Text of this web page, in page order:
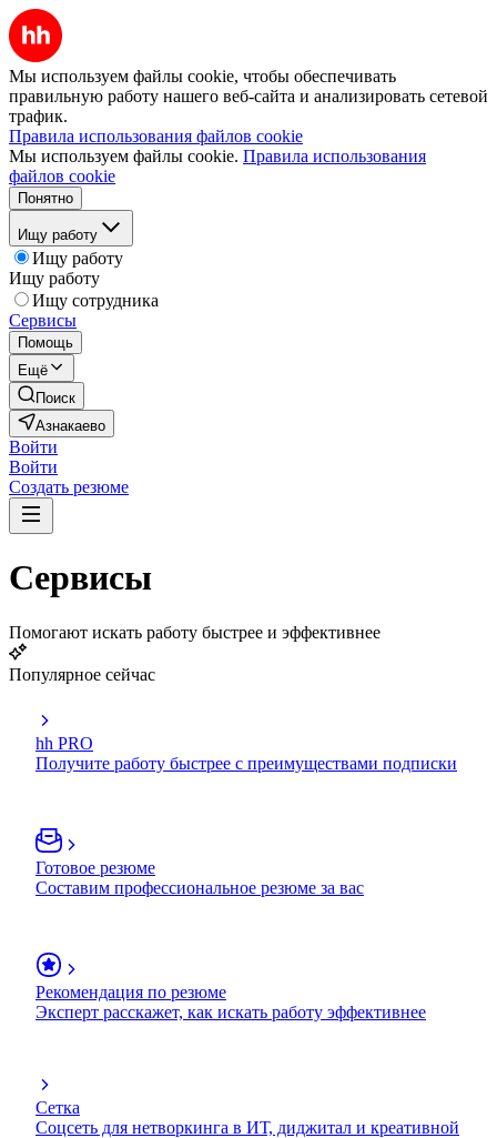
Мы используем файлы cookie, чтобы обеспечивать
правильную работу нашего веб-сайта и анализировать сетевой
трафик.
Правила использования файлов cookie
Мы используем файлы cookie. Правила использования
файлов cookie
Понятно
Ищу работу
Ищу работу
Ищу работу
Ищу сотрудника
Сервисы
Помощь
Ещё
Поиск
Азнакаево
Войти
Войти
Создать резюме
Сервисы
Помогают искать работу быстрее и эффективнее
Популярное сейчас
hh PRO
Получите работу быстрее с преимуществами подписки
Готовое резюме
Составим профессиональное резюме за вас
Рекомендация по резюме
Эксперт расскажет, как искать работу эффективнее
Сетка
Соцсеть для нетворкинга в ИТ, диджитал и креативной